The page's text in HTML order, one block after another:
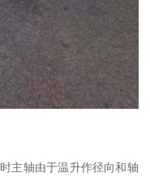
主轴由于温升作径向和轴